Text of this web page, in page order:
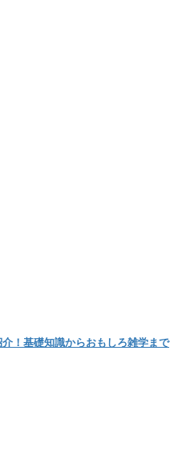
！基礎知識からおもしろ雑学まで